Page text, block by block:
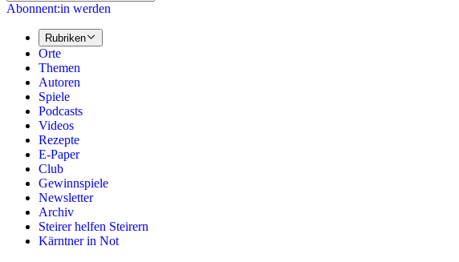
Abonnent:in werden
Rubriken
Orte
Themen
Autoren
Spiele
Podcasts
Videos
Rezepte
E-Paper
Club
Gewinnspiele
Newsletter
Archiv
Steirer helfen Steirern
Kärntner in Not